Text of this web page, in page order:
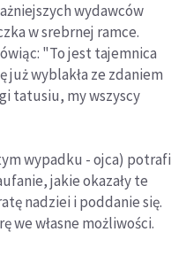
wydawców
w srebrnej ramce.
"To jest tajemnica
już wyblakła ze zdaniem
tatusiu, my wszyscy
wypadku - ojca) potrafi
jakie okazały te
nadziei i poddanie się.
we własne możliwości.